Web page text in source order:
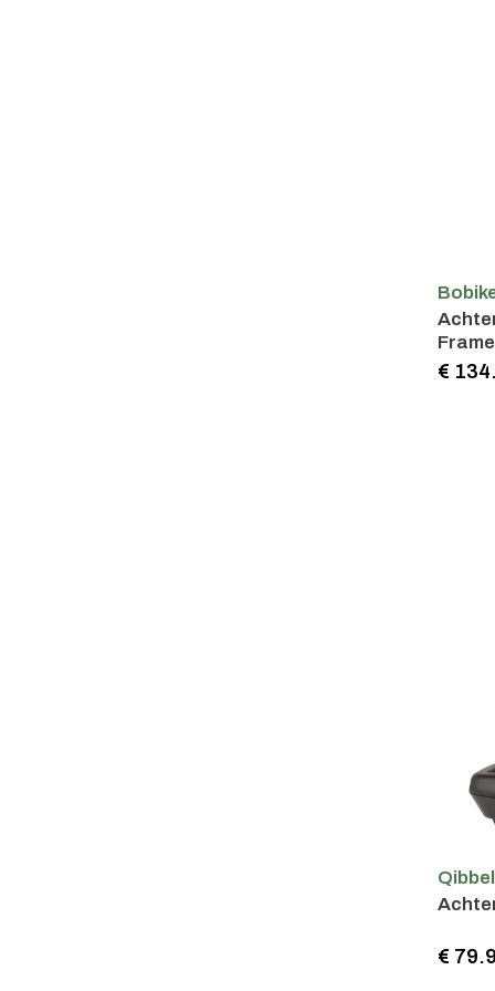
Frame
€
Qibbel
€